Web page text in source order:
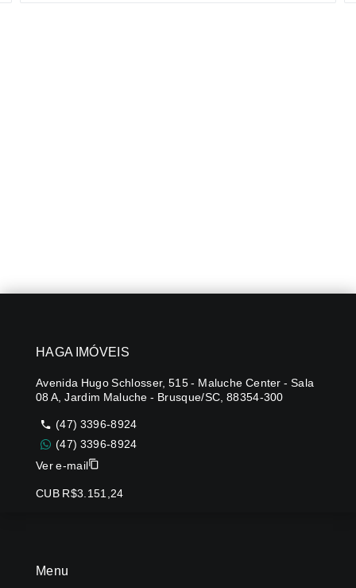
Menu
HAGA IMÓVEIS
Avenida Hugo Schlosser, 515 - Maluche Center - Sala
08 A, Jardim Maluche - Brusque/SC, 88354-300
(47) 3396-8924
(47) 3396-8924
Ver e-mail
CUB R$3.151,24